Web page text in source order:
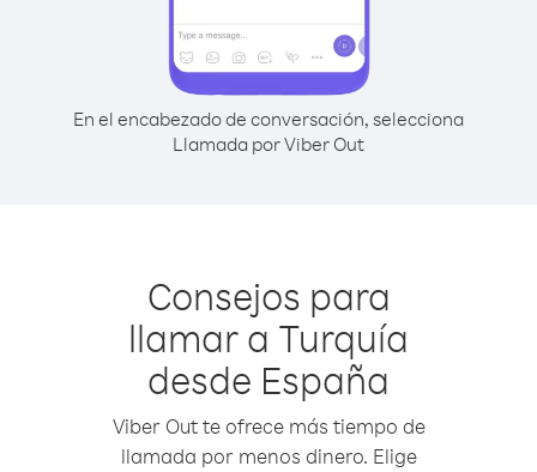
En el encabezado de conversación, selecciona
Llamada por Viber Out
Consejos para
llamar a Turquía
desde España
Viber Out te ofrece más tiempo de
llamada por menos dinero. Elige